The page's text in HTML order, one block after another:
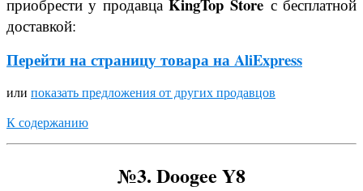
приобрести у продавца KingTop Store с бесплатной
доставкой:
Перейти на страницу товара на AliExpress
или показать предложения от других продавцов
К содержанию
№3. Doogee Y8